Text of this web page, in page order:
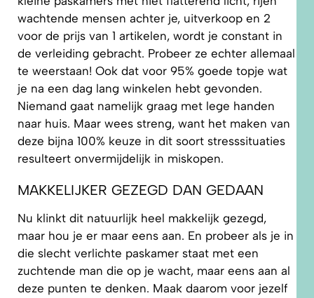
wachtende mensen achter je, uitverkoop en 2
voor de prijs van 1 artikelen, wordt je constant in
de verleiding gebracht. Probeer ze echter allemaal
te weerstaan! Ook dat voor 95% goede topje wat
je na een dag lang winkelen hebt gevonden.
Niemand gaat namelijk graag met lege handen
naar huis. Maar wees streng, want het maken van
deze bijna 100% keuze in dit soort stresssituaties
resulteert onvermijdelijk in miskopen.
MAKKELIJKER GEZEGD DAN GEDAAN
Nu klinkt dit natuurlijk heel makkelijk gezegd,
maar hou je er maar eens aan. En probeer als je in
die slecht verlichte paskamer staat met een
zuchtende man die op je wacht, maar eens aan al
deze punten te denken. Maak daarom voor jezelf